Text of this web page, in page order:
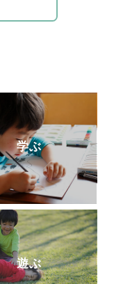
ッスンやワークシ
対象にした講座を
』（学苑社）、
学ぶ
遊ぶ